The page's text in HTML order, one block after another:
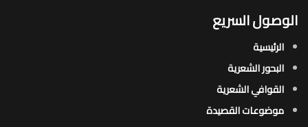
الوصول السريع
الرئيسية
البحور الشعرية​
القوافي الشعرية​
موضوعات القصيدة​